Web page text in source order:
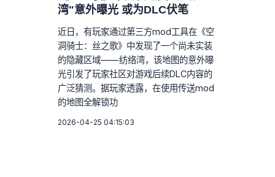
湾"意外曝光 或为DLC伏笔
近日，有玩家通过第三方mod工具在《空
洞骑士：丝之歌》中发现了一个尚未实装
的隐藏区域——纺络湾，该地图的意外曝
光引发了玩家社区对游戏后续DLC内容的
广泛猜测。据玩家透露，在使用传送mod
的地图全解锁功
2026-04-25 04:15:03